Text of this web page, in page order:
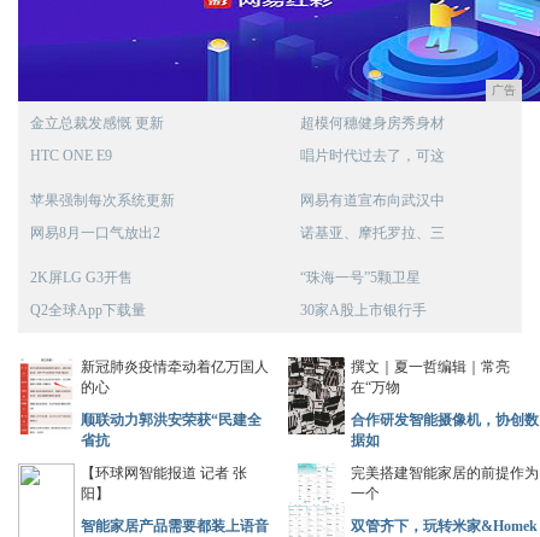
广告
金立总裁发感慨 更新
HTC ONE E9
超模何穗健身房秀身材
唱片时代过去了，可这
苹果强制每次系统更新
网易8月一口气放出2
网易有道宣布向武汉中
诺基亚、摩托罗拉、三
2K屏LG G3开售
Q2全球App下载量
“珠海一号”5颗卫星
30家A股上市银行手
新冠肺炎疫情牵动着亿万国人
的心
顺联动力郭洪安荣获“民建全
省抗
撰文｜夏一哲编辑｜常亮
在“万物
合作研发智能摄像机，协创数
据如
【环球网智能报道 记者 张
阳】
智能家居产品需要都装上语音
完美搭建智能家居的前提作为
一个
双管齐下，玩转米家&Homek